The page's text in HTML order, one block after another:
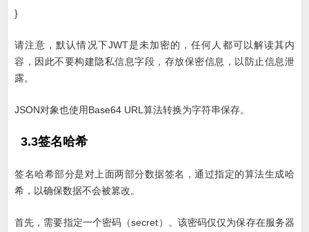
}
请注意，默认情况下JWT是未加密的，任何人都可以解读其内
容，因此不要构建隐私信息字段，存放保密信息，以防止信息泄
露。
JSON对象也使用Base64 URL算法转换为字符串保存。
3.3签名哈希
签名哈希部分是对上面两部分数据签名，通过指定的算法生成哈
希，以确保数据不会被篡改。
首先，需要指定一个密码（secret）。该密码仅仅为保存在服务器